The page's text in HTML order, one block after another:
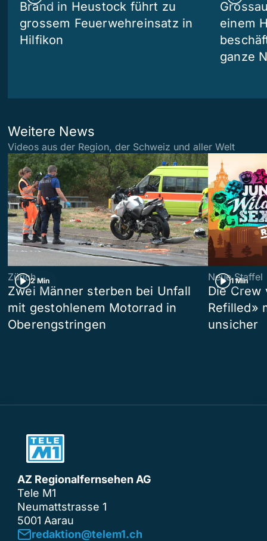
Brand in Heustock führt zu
grossem Feuerwehreinsatz in
Hilfikon
einem
ganze
Weitere News
Videos aus der Region, der Schweiz und aller Welt
2 Min
Zürich
Zwei Männer sterben bei Unfall
mit gestohlenem Motorrad in
Oberengstringen
1 Min
Neue Staffel
Die Crew
Refilled»
unsicher
AZ Regionalfernsehen AG
Tele M1
Neumattstrasse 1
5001 Aarau
redaktion@telem1.ch